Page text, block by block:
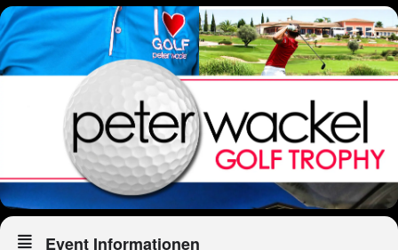
Event Informationen